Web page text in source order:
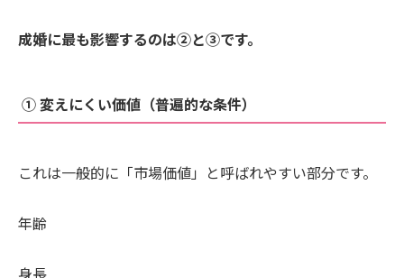
成婚に最も影響するのは②と③です。
① 変えにくい価値（普遍的な条件）
これは一般的に「市場価値」と呼ばれやすい部分です。
年齢
身長